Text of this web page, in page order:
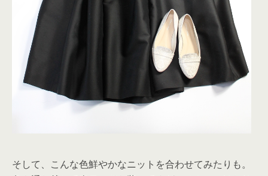
そして、こんな色鮮やかなニットを合わせてみたりも。